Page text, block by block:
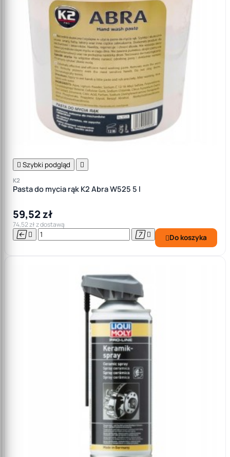
 Szybki podgląd 
K2
Pasta do mycia rąk K2 Abra W525 5 l
59,52 zł
74,52 zł z dostawą
    Do koszyka